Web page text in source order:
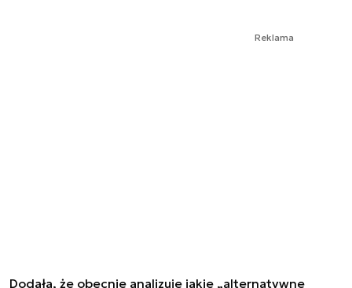
Reklama
Dodała, że obecnie analizuje jakie „alternatywne